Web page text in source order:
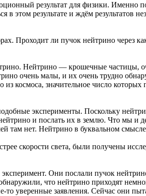
результат для физики.
этом результате и ждём результатов
Проходит ли пучок нейтрино через
Нейтрино — крошечные частицы,
очень малы, и их очень трудно
космоса, значительное число
эксперименты. Поскольку
и послать их в землю. Что мы и
там нет. Нейтрино в буквальном
скорости света, были получены
Они послали пучок
что нейтрино приходят
уверенные заявления. Сейчас они